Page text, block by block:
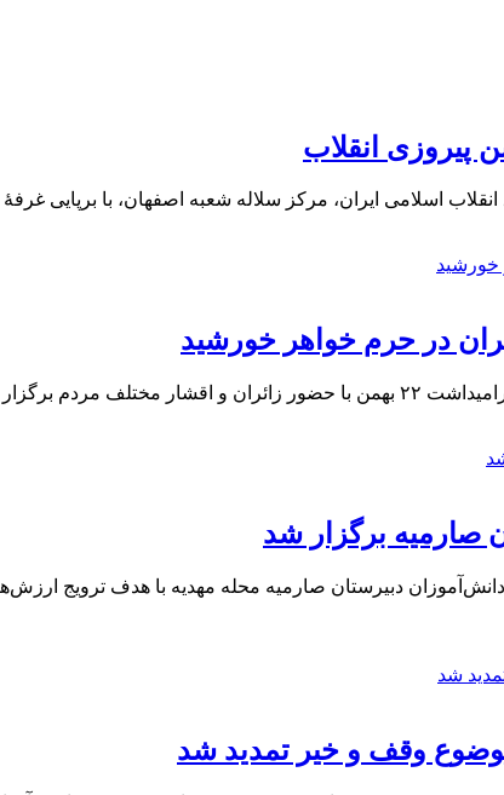
پیروزی انقلاب
شهدا تجلیل به عمل آمد.
صارمیه برگزار شد
دبیرستان صارمیه محله مهدیه با هدف ترویج
موضوع وقف و خیر تمدید شد